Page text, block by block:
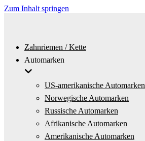
Zum Inhalt springen
Zahnriemen / Kette
Automarken
US-amerikanische Automarken
Norwegische Automarken
Russische Automarken
Afrikanische Automarken
Amerikanische Automarken